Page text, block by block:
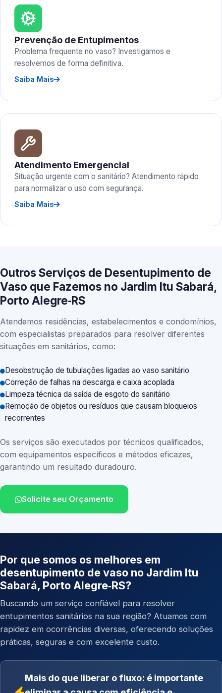
Prevenção de Entupimentos
Problema frequente no vaso? Investigamos e
resolvemos de forma definitiva.
Saiba Mais
Atendimento Emergencial
Situação urgente com o sanitário? Atendimento rápido
para normalizar o uso com segurança.
Saiba Mais
Outros Serviços de Desentupimento de
Vaso que Fazemos no Jardim Itu Sabará,
Porto Alegre‑RS
Atendemos residências, estabelecimentos e condomínios,
com especialistas preparados para resolver diferentes
situações em sanitários, como:
Desobstrução de tubulações ligadas ao vaso sanitário
Correção de falhas na descarga e caixa acoplada
Limpeza técnica da saída de esgoto do sanitário
Remoção de objetos ou resíduos que causam bloqueios
recorrentes
Os serviços são executados por técnicos qualificados,
com equipamentos específicos e métodos eficazes,
garantindo um resultado duradouro.
Solicite seu Orçamento
Por que somos os melhores em
desentupimento de vaso no Jardim Itu
Sabará, Porto Alegre‑RS?
Buscando um serviço confiável para resolver
entupimentos sanitários na sua região? Atuamos com
rapidez em ocorrências diversas, oferecendo soluções
práticas, seguras e com excelente custo.
Mais do que liberar o fluxo: é importante